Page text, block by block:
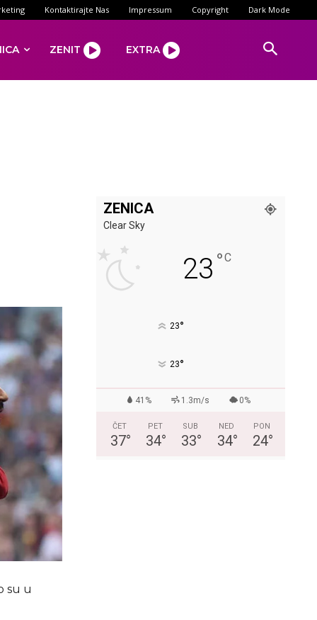
Kontaktirajte Nas Impressum Copyright Dark Mode
ZENIT EXTRA
su u
ZENICA
Clear Sky
23 °C
23°
23°
41% 1.3m/s 0%
ČET
37°
PET
34°
SUB
33°
NED
34°
PON
24°